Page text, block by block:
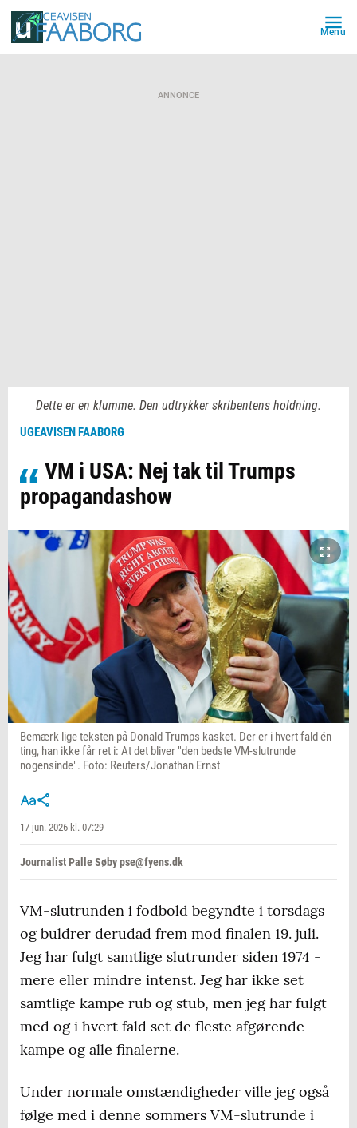
Menu
ANNONCE
Dette er en klumme. Den udtrykker skribentens holdning.
UGEAVISEN FAABORG
VM i USA: Nej tak til Trumps
propagandashow
Bemærk lige teksten på Donald Trumps kasket. Der er i hvert fald én
ting, han ikke får ret i: At det bliver "den bedste VM-slutrunde
nogensinde". Foto: Reuters/Jonathan Ernst
17 jun. 2026 kl. 07:29
Journalist Palle Søby pse@fyens.dk
VM-slutrunden i fodbold begyndte i torsdags
og buldrer derudad frem mod finalen 19. juli.
Jeg har fulgt samtlige slutrunder siden 1974 -
mere eller mindre intenst. Jeg har ikke set
samtlige kampe rub og stub, men jeg har fulgt
med og i hvert fald set de fleste afgørende
kampe og alle finalerne.
Under normale omstændigheder ville jeg også
følge med i denne sommers VM-slutrunde i